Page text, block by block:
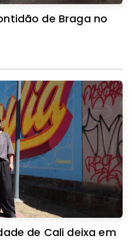
de Braga no
Cali deixa em